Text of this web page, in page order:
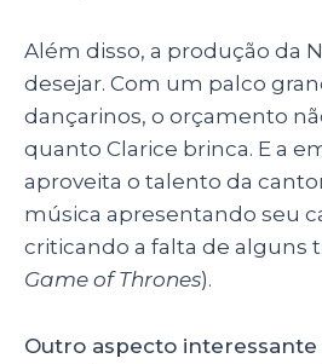
Além disso, a produção da
desejar. Com um palco
dançarinos, o orçamento
quanto Clarice brinca. E a
aproveita o talento da
música apresentando seu
criticando a falta de alguns
Game of Thrones).
Outro aspecto